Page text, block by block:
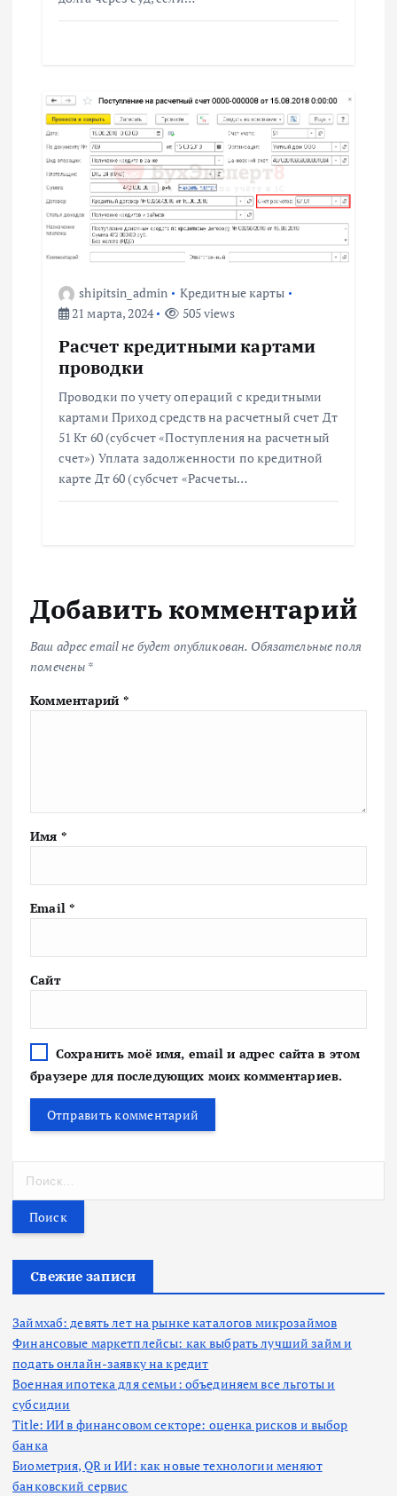
shipitsin_admin
Кредитные карты
21 марта, 2024
505 views
Расчет кредитными картами
проводки
Проводки по учету операций с кредитными
картами Приход средств на расчетный счет Дт
51 Кт 60 (субсчет «Поступления на расчетный
счет») Уплата задолженности по кредитной
карте Дт 60 (субсчет «Расчеты…
Добавить комментарий
Ваш адрес email не будет опубликован. Обязательные поля
помечены *
Комментарий *
Имя *
Email *
Сайт
Сохранить моё имя, email и адрес сайта в этом
браузере для последующих моих комментариев.
т
Свежие записи
Займхаб: девять лет на рынке каталогов микрозаймов
Финансовые маркетплейсы: как выбрать лучший займ и
подать онлайн-заявку на кредит
Военная ипотека для семьи: объединяем все льготы и
субсидии
Title: ИИ в финансовом секторе: оценка рисков и выбор
банка
Биометрия, QR и ИИ: как новые технологии меняют
банковский сервис